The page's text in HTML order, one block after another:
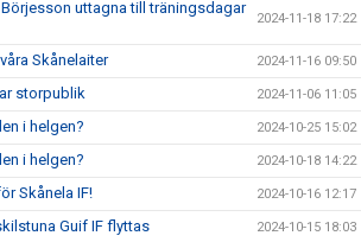
uttagna till träningsdagar
2024-11-18 17:22
Skånelaiter 2024-11-16 09:50
storpublik 2024-11-06 11:05
i helgen? 2024-10-25 15:02
i helgen? 2024-10-18 14:22
Skånela IF! 2024-10-16 12:17
Guif IF flyttas 2024-10-15 18:03